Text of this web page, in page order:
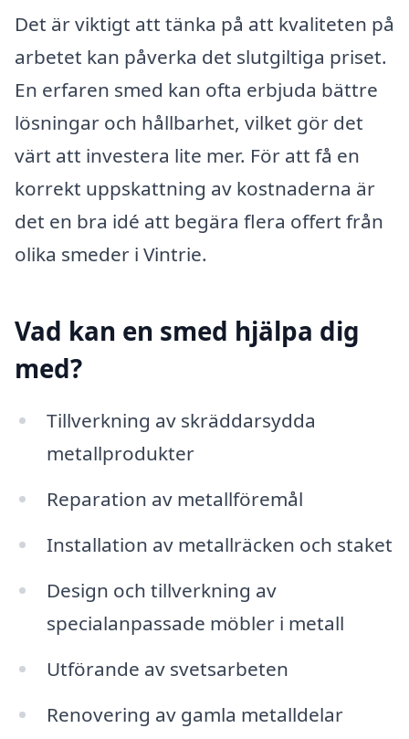
Det är viktigt att tänka på att kvaliteten på
arbetet kan påverka det slutgiltiga priset.
En erfaren smed kan ofta erbjuda bättre
lösningar och hållbarhet, vilket gör det
värt att investera lite mer. För att få en
korrekt uppskattning av kostnaderna är
det en bra idé att begära flera offert från
olika smeder i Vintrie.
Vad kan en smed hjälpa dig
med?
Tillverkning av skräddarsydda
metallprodukter
Reparation av metallföremål
Installation av metallräcken och staket
Design och tillverkning av
specialanpassade möbler i metall
Utförande av svetsarbeten
Renovering av gamla metalldelar